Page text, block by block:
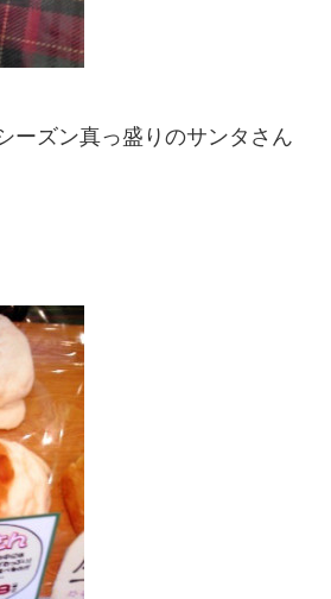
ーズン真っ盛りのサンタさん